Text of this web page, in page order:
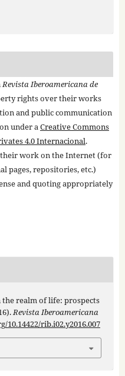
Revista Iberoamericana de
rights over their works
and public communication
under aCreative Commons
4.0 Internacional.
work on the Internet (for
pages, repositories, etc.)
and quoting appropriately
the realm of life: prospects
Revista Iberoamericana
10.14422/rib.i02.y2016.007